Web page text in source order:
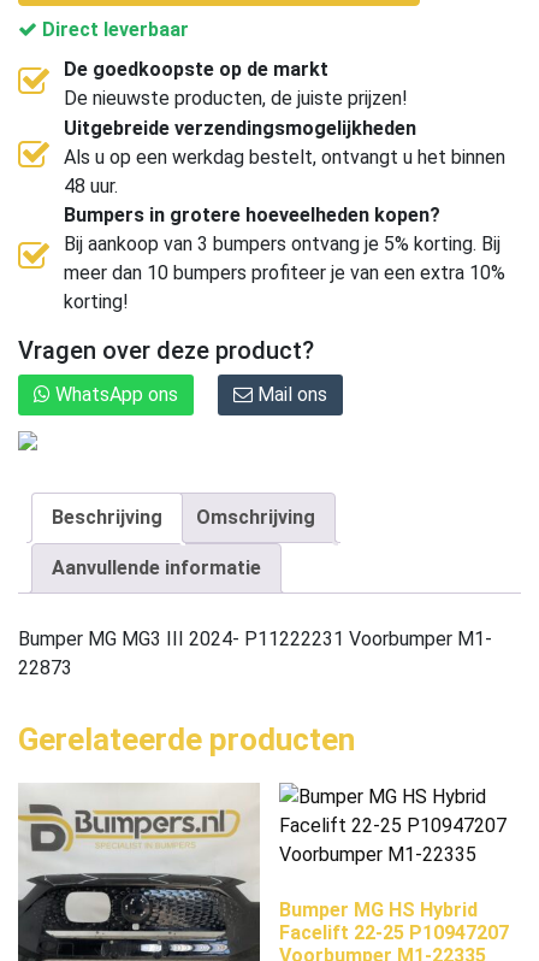
Direct leverbaar
De goedkoopste op de markt
De nieuwste producten, de juiste prijzen!
Uitgebreide verzendingsmogelijkheden
Als u op een werkdag bestelt, ontvangt u het binnen
48 uur.
Bumpers in grotere hoeveelheden kopen?
Bij aankoop van 3 bumpers ontvang je 5% korting. Bij
meer dan 10 bumpers profiteer je van een extra 10%
korting!
Vragen over deze product?
WhatsApp ons Mail ons
Beschrijving Omschrijving
Aanvullende informatie
Bumper MG MG3 III 2024- P11222231 Voorbumper M1-
22873
Gerelateerde producten
Bumper MG HS Hybrid
Facelift 22-25 P10947207
Voorbumper M1-22335